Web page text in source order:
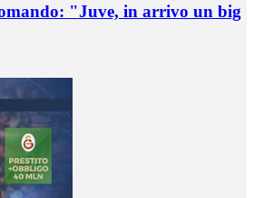
"Juve, in arrivo un big